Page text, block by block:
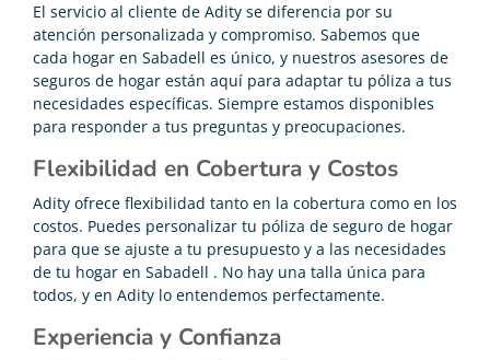
El servicio al cliente de Adity se diferencia por su
atención personalizada y compromiso. Sabemos que
cada hogar en Sabadell es único, y nuestros asesores de
seguros de hogar están aquí para adaptar tu póliza a tus
necesidades específicas. Siempre estamos disponibles
para responder a tus preguntas y preocupaciones.
Flexibilidad en Cobertura y Costos
Adity ofrece flexibilidad tanto en la cobertura como en los
costos. Puedes personalizar tu póliza de seguro de hogar
para que se ajuste a tu presupuesto y a las necesidades
de tu hogar en Sabadell . No hay una talla única para
todos, y en Adity lo entendemos perfectamente.
Experiencia y Confianza